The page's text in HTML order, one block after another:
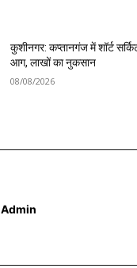
कुशीनगर: कप्तानगंज में शॉर्ट
आग, लाखों का नुकसान
08/08/2026
Admin